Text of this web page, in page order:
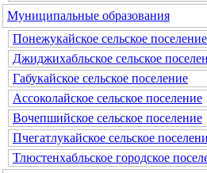
Муниципальные образования
Понежукайское сельское поселение
Джиджихабльское сельское
Габукайское сельское поселение
Ассоколайское сельское поселение
Вочепшийское сельское поселение
Пчегатлукайское сельское
Тлюстенхабльское городское